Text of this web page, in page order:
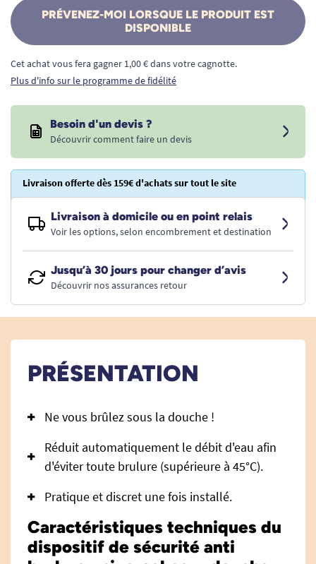
PRÉVENEZ-MOI LORSQUE LE PRODUIT EST
DISPONIBLE
Cet achat vous fera gagner 1,00 € dans votre cagnotte.
Plus d'info sur le programme de fidélité
Besoin d'un devis ?
Découvrir comment faire un devis
Livraison offerte dès 159€ d'achats sur tout le site
Livraison à domicile ou en point relais
Voir les options, selon encombrement et destination
Jusqu’à 30 jours pour changer d’avis
Découvrir nos assurances retour
PRÉSENTATION
Ne vous brûlez sous la douche !
Réduit automatiquement le débit d'eau afin
d'éviter toute brulure (supérieure à 45°C).
Pratique et discret une fois installé.
Caractéristiques techniques du
dispositif de sécurité anti